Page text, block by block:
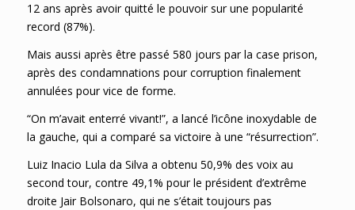
12 ans après avoir quitté le pouvoir sur une popularité
record (87%).
Mais aussi après être passé 580 jours par la case prison,
après des condamnations pour corruption finalement
annulées pour vice de forme.
“On m’avait enterré vivant!”, a lancé l’icône inoxydable de
la gauche, qui a comparé sa victoire à une “résurrection”.
Luiz Inacio Lula da Silva a obtenu 50,9% des voix au
second tour, contre 49,1% pour le président d’extrême
droite Jair Bolsonaro, qui ne s’était toujours pas